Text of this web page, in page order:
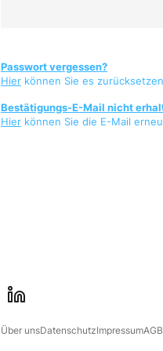
Passwort vergessen?
Hier können Sie es
Bestätigungs-E-Mail nicht
Hier können Sie die E-Mail
i
Über unsDatenschutzImpressumAGB